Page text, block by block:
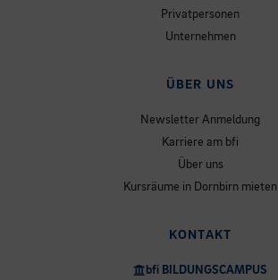
Privatpersonen
Unternehmen
ÜBER UNS
Newsletter Anmeldung
Karriere am bfi
Über uns
Kursräume in Dornbirn mieten
KONTAKT
bfi BILDUNGSCAMPUS